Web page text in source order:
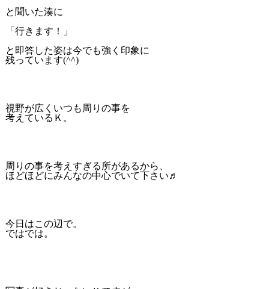
と聞いた湊に
「行きます！」
と即答した姿は今でも強く印象に
残っています(^^)
視野が広くいつも周りの事を
考えているＫ。
周りの事を考えすぎる所があるから、
ほどほどにみんなの中心でいて下さい♬
今日はこの辺で。
ではでは。